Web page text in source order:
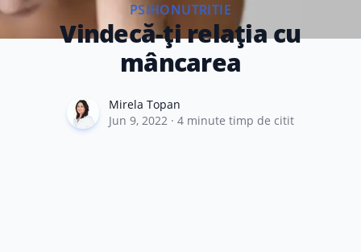
PSIHONUTRITIE
Vindecă-ți relația cu
mâncarea
Mirela TopanMirela Topan
Jun 9, 2022 · 4 minute timp de citit